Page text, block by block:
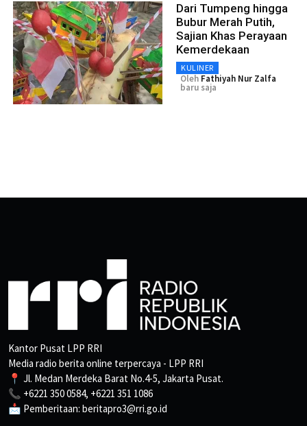
Dari Tumpeng hingga
Bubur Merah Putih,
Sajian Khas Perayaan
Kemerdekaan
KULINER
Oleh Fathiyah Nur Zalfa
baru saja
Kantor Pusat LPP RRI
Media radio berita online terpercaya - LPP RRI
📍 Jl. Medan Merdeka Barat No.4-5, Jakarta Pusat.
📞 +6221 350 0584, +6221 351 1086
📩 Pemberitaan: beritapro3@rri.go.id